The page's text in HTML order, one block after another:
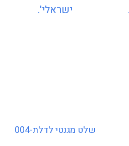
שלט מגנטי לדלת-004